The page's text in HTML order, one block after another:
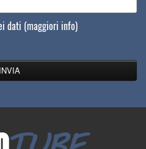
dati (maggiori info)